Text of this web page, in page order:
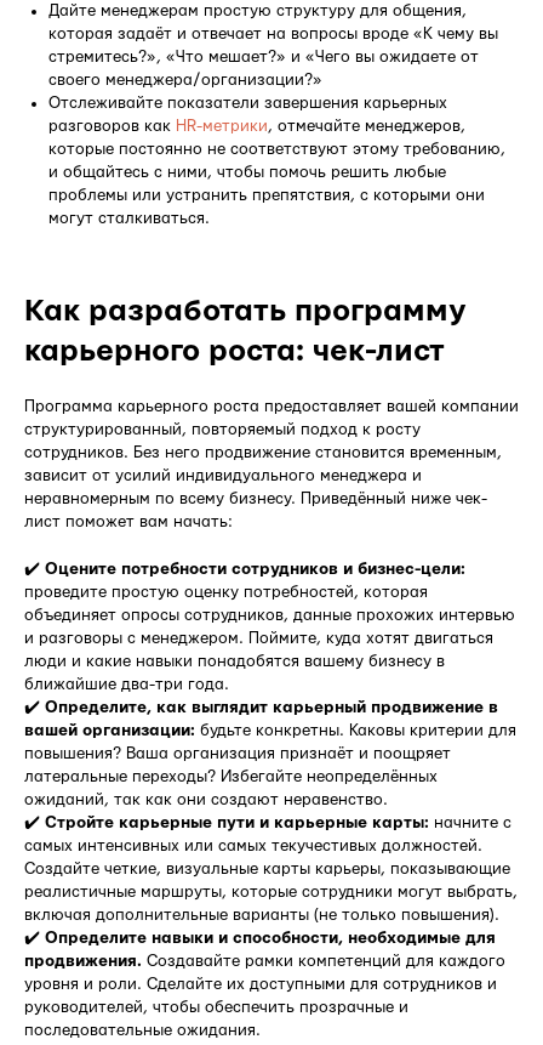
Дайте менеджерам простую структуру для общения,
которая задаёт и отвечает на вопросы вроде «К чему вы
стремитесь?», «Что мешает?» и «Чего вы ожидаете от
своего менеджера/организации?»
Отслеживайте показатели завершения карьерных
разговоров как HR-метрики, отмечайте менеджеров,
которые постоянно не соответствуют этому требованию,
и общайтесь с ними, чтобы помочь решить любые
проблемы или устранить препятствия, с которыми они
могут сталкиваться.
Как разработать программу
карьерного роста: чек-лист
Программа карьерного роста предоставляет вашей компании
структурированный, повторяемый подход к росту
сотрудников. Без него продвижение становится временным,
зависит от усилий индивидуального менеджера и
неравномерным по всему бизнесу. Приведённый ниже чек-
лист поможет вам начать:
✔️ Оцените потребности сотрудников и бизнес-цели:
проведите простую оценку потребностей, которая
объединяет опросы сотрудников, данные прохожих интервью
и разговоры с менеджером. Поймите, куда хотят двигаться
люди и какие навыки понадобятся вашему бизнесу в
ближайшие два-три года.
✔️ Определите, как выглядит карьерный продвижение в
вашей организации: будьте конкретны. Каковы критерии для
повышения? Ваша организация признаёт и поощряет
латеральные переходы? Избегайте неопределённых
ожиданий, так как они создают неравенство.
✔️ Стройте карьерные пути и карьерные карты: начните с
самых интенсивных или самых текучестивых должностей.
Создайте четкие, визуальные карты карьеры, показывающие
реалистичные маршруты, которые сотрудники могут выбрать,
включая дополнительные варианты (не только повышения).
✔️ Определите навыки и способности, необходимые для
продвижения. Создавайте рамки компетенций для каждого
уровня и роли. Сделайте их доступными для сотрудников и
руководителей, чтобы обеспечить прозрачные и
последовательные ожидания.